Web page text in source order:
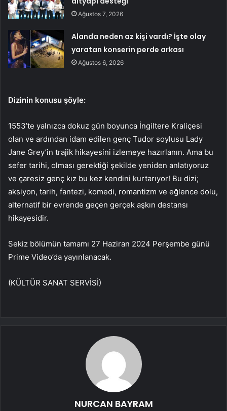
Ağustos 7, 2026
Alanda neden az kişi vardı? İşte olay
yaratan konserin perde arkası
Ağustos 6, 2026
Dizinin konusu şöyle:
1553’te yalnızca dokuz gün boyunca İngiltere Kraliçesi
olan ve ardından idam edilen genç Tudor soylusu Lady
Jane Grey’in trajik hikayesini izlemeye hazırlanın. Ama bu
sefer tarihi, olması gerektiği şekilde yeniden anlatıyoruz
ve çaresiz genç kız bu kez kendini kurtarıyor! Bu dizi;
aksiyon, tarih, fantezi, komedi, romantizm ve eğlence dolu,
alternatif bir evrende geçen gerçek aşkın destansı
hikayesidir.
Sekiz bölümün tamamı 27 Haziran 2024 Perşembe günü
Prime Video’da yayınlanacak.
(KÜLTÜR SANAT SERVİSİ)
NURCAN BAYRAM